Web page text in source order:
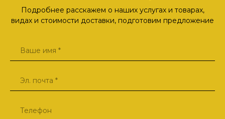
Подробнее расскажем о наших услугах и товарах,
видах и стоимости доставки, подготовим предложение